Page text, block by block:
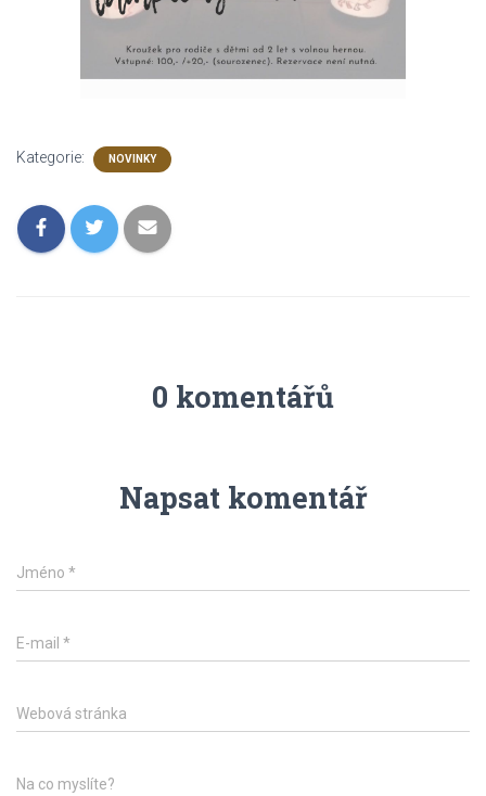
Kategorie: NOVINKY
0 komentářů
Napsat komentář
Jméno *
E-mail *
Webová stránka
Na co myslíte?